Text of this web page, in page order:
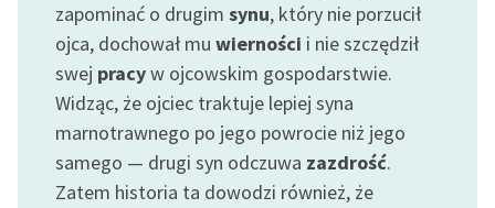
Ręce pełne poezji
Kolekcje edukacyjne
twórców przechodzących
do domeny publicznej,
lektur szkolnych oraz
Starego Testamentu
zapominać o drugim synu, który nie porzucił
ojca, dochował mu wierności i nie szczędził
swej pracyw ojcowskim gospodarstwie.
Widząc, że ojciec traktuje lepiej syna
marnotrawnego po jego powrocie niż jego
samego — drugi syn odczuwa zazdrość.
Zatem historia ta dowodzi również, że